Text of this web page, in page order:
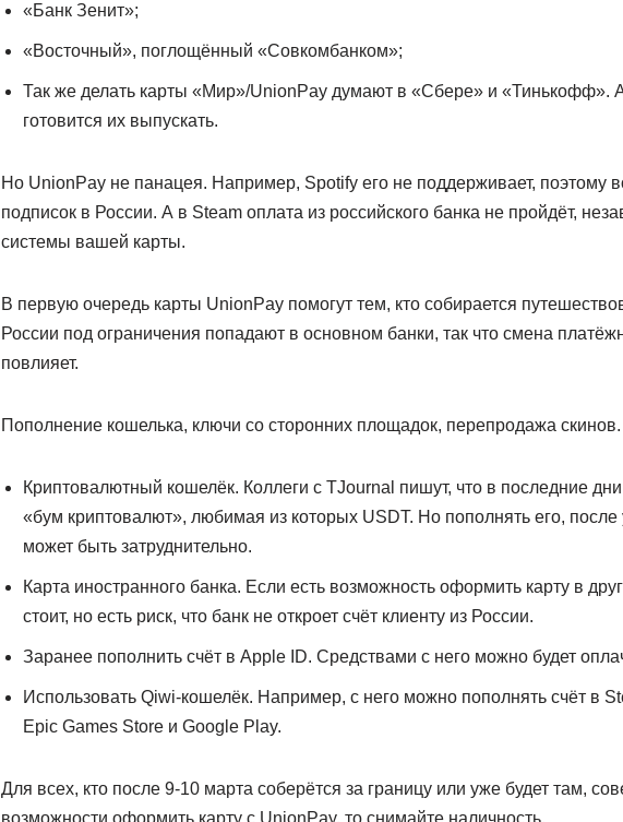
«Банк Зенит»;
«Восточный», поглощённый «Совкомбанком»;
Так же делать карты «Мир»/UnionPay думают в «Сбере» и «Тинькофф».
готовится их выпускать.
Но UnionPay не панацея. Например, Spotify его не поддерживает, поэтому
подписок в России. А в Steam оплата из российского банка не пройдёт,
системы вашей карты.
В первую очередь карты UnionPay помогут тем, кто собирается
России под ограничения попадают в основном банки, так что смена
повлияет.
Пополнение кошелька, ключи со сторонних площадок, перепродажа скинов.
Криптовалютный кошелёк. Коллеги с TJournal пишут, что в последние
«бум криптовалют», любимая из которых USDT. Но пополнять его, после
может быть затруднительно.
Карта иностранного банка. Если есть возможность оформить карту в
стоит, но есть риск, что банк не откроет счёт клиенту из России.
Заранее пополнить счёт в Apple ID. Средствами с него можно будет
Использовать Qiwi-кошелёк. Например, с него можно пополнять счёт в
Epic Games Store и Google Play.
Для всех, кто после 9-10 марта соберётся за границу или уже будет там,
возможности оформить карту с UnionPay, то снимайте наличность.